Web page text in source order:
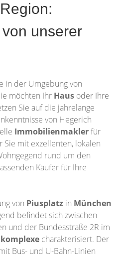
unserer
in der Umgebung von
möchten Ihr Haus oder Ihre
Sie auf die jahrelange
von Hegerich
Immobilienmaklerfür
Sie mit exzellenten, lokalen
rund um den
Käufer für Ihre
von Piusplatz in München
befindet sich zwischen
und der Bundesstraße 2R im
charakterisiert. Der
Bus- und U-Bahn-Linien